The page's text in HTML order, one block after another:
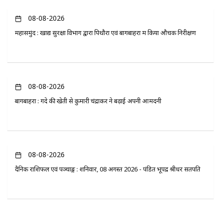
08-08-2026
महासमुंद : खाद्य सुरक्षा विभाग द्वारा पिथौरा एवं बागबाहरा में किया औचक निरीक्षण
08-08-2026
बागबाहरा : गेंदे की खेती से कुमारी चंद्राकर ने बढ़ाई अपनी आमदनी
08-08-2026
दैनिक राशिफल एवं पञ्चाङ्ग : शनिवार, 08 अगस्त 2026 - पंडित भूपेंद्र श्रीधर सतपति